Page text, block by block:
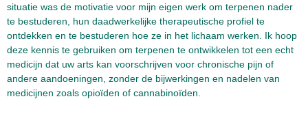
situatie was de motivatie voor mijn eigen werk om terpenen nader
te bestuderen, hun daadwerkelijke therapeutische profiel te
ontdekken en te bestuderen hoe ze in het lichaam werken. Ik hoop
deze kennis te gebruiken om terpenen te ontwikkelen tot een echt
medicijn dat uw arts kan voorschrijven voor chronische pijn of
andere aandoeningen, zonder de bijwerkingen en nadelen van
medicijnen zoals opioïden of cannabinoïden.